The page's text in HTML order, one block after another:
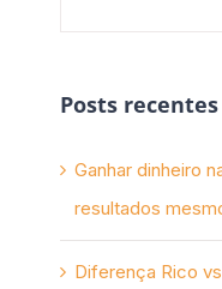
Posts recentes
Ganhar dinheiro
resultados
Diferença Rico